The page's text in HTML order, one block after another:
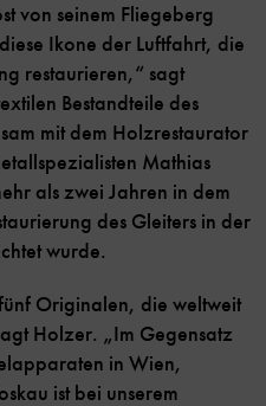
von seinem Fliegeberg
Ikone der Luftfahrt, die
restaurieren,“ sagt
Bestandteile des
mit dem Holzrestaurator
Mathias
als zwei Jahren in dem
des Gleiters in der
wurde.
Originalen, die weltweit
Holzer. „Im Gegensatz
in Wien,
ist bei unserem